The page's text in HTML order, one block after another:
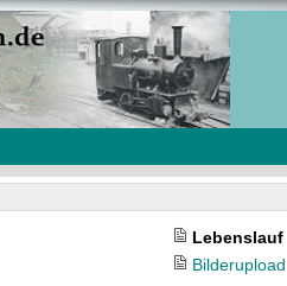
Lebenslauf
Bilderupload